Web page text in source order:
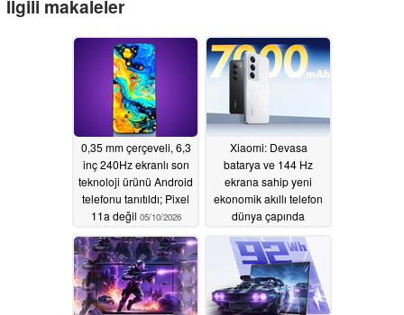
İlgili makaleler
0,35 mm çerçeveli, 6,3
inç 240Hz ekranlı son
teknoloji ürünü Android
telefonu tanıtıldı; Pixel
11a değil 05/10/2026
Xiaomi: Devasa
batarya ve 144 Hz
ekrana sahip yeni
ekonomik akıllı telefon
dünya çapında
piyasaya sürülüyor
04/20/2026